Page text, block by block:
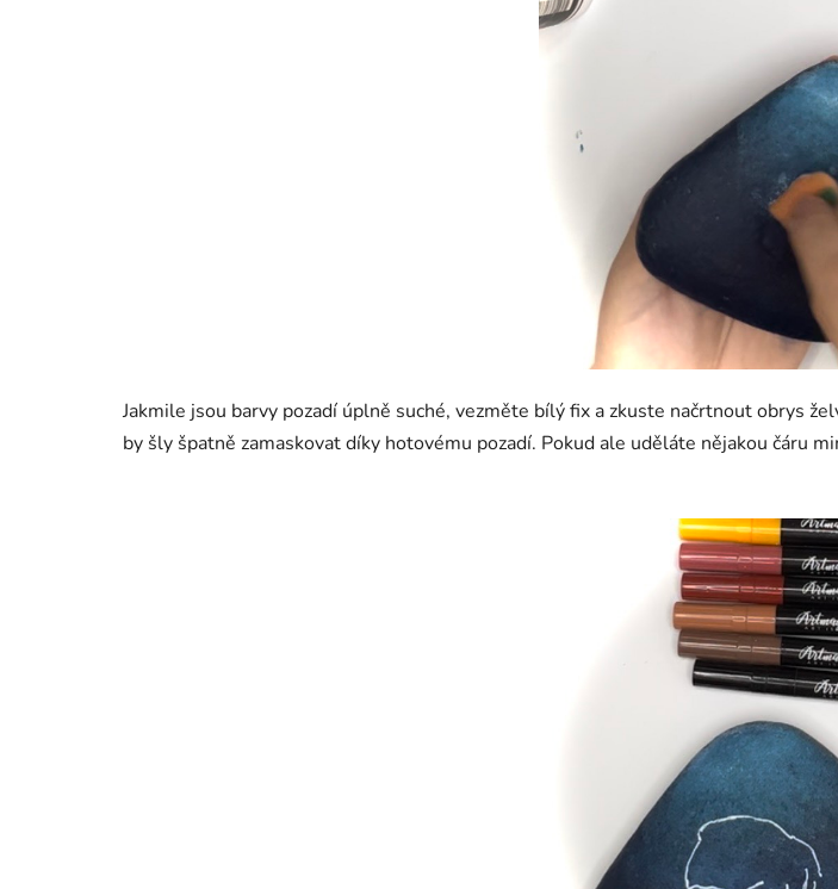
Jakmile jsou barvy pozadí úplně suché, vezměte bílý fix a zkuste načrtnout obrys
by šly špatně zamaskovat díky hotovému pozadí. Pokud ale uděláte nějakou čáru